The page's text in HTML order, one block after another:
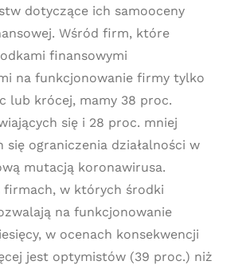
dotyczące ich samooceny
Wśród firm, które
finansowymi
na funkcjonowanie firmy tylko
lub krócej, mamy 38 proc.
się i 28 proc. mniej
się ograniczenia działalności w
mutacją koronawirusa.
firmach, w których środki
na funkcjonowanie
w ocenach konsekwencji
jest optymistów (39 proc.) niż